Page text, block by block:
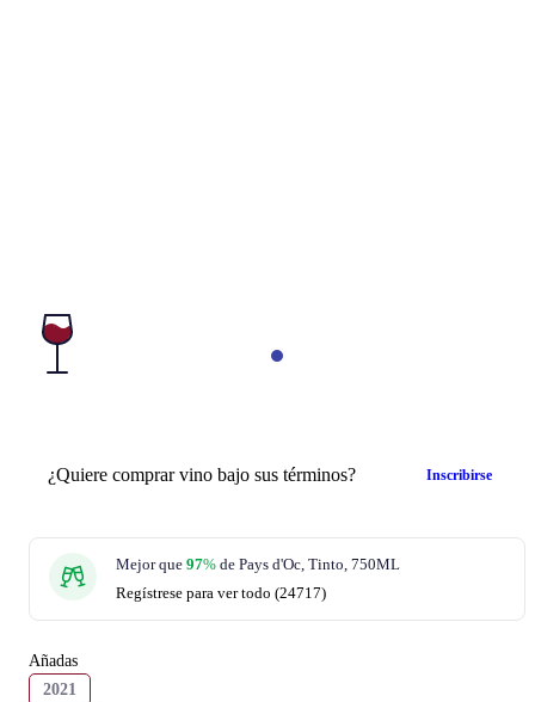
¿Quiere comprar vino bajo sus términos? Inscribirse
Mejor que 97% de Pays d'Oc, Tinto, 750ML
Regístrese para ver todo (24717)
Añadas
2021